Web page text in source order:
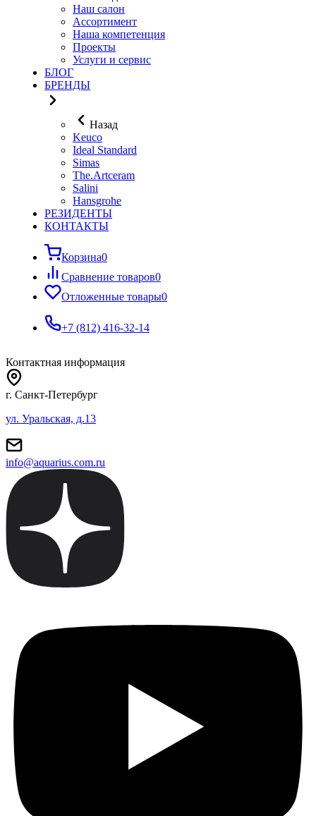
Наш салон
Ассортимент
Наша компетенция
Проекты
Услуги и сервис
БЛОГ
БРЕНДЫ
Назад
Keuco
Ideal Standard
Simas
The.Artceram
Salini
Hansgrohe
РЕЗИДЕНТЫ
КОНТАКТЫ
Корзина0
Сравнение товаров0
Отложенные товары0
+7 (812) 416-32-14
Контактная информация
г. Санкт-Петербург
ул. Уральская, д.13
info@aquarius.com.ru